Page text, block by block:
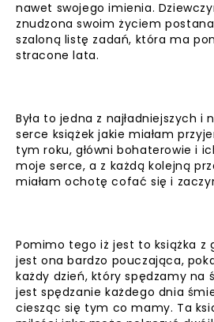
nawet swojego imienia.
znudzona swoim życiem
szaloną listę zadań, która ma
stracone lata.
Była to jedna z najładniejszych i
serce książek jakie miałam
tym roku, główni bohaterowie i
moje serce, a z każdą kolejną
miałam ochotę cofać się i
Pomimo tego iż jest to książka z
jest ona bardzo pouczająca,
każdy dzień, który spędzamy na
jest spędzanie każdego dnia
ciesząc się tym co mamy. Ta